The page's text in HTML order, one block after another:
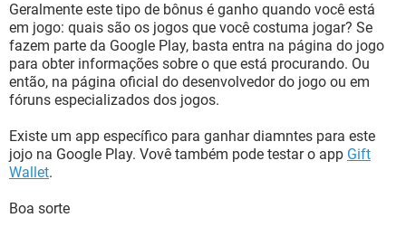
Geralmente este tipo de bônus é ganho quando você está
em jogo: quais são os jogos que você costuma jogar? Se
fazem parte da Google Play, basta entra na página do jogo
para obter informações sobre o que está procurando. Ou
então, na página oficial do desenvolvedor do jogo ou em
fóruns especializados dos jogos.
Existe um app específico para ganhar diamntes para este
jojo na Google Play. Vovê também pode testar o app Gift
Wallet.
Boa sorte